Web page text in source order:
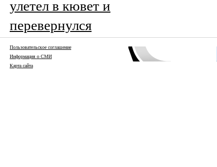
улетел в кювет и
перевернулся
Пользовательское соглашение
Информация о СМИ
Карта сайта